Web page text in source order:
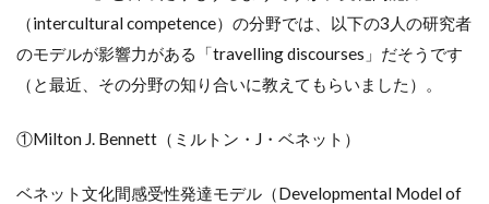
（intercultural competence）の分野では、以下の3人の研究者
のモデルが影響力がある「travelling discourses」だそうです
（と最近、その分野の知り合いに教えてもらいました）。
①Milton J. Bennett（ミルトン・J・ベネット）
ベネット文化間感受性発達モデル（Developmental Model of